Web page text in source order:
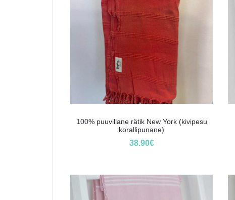
100% puuvillane rätik New York (kivipesu
korallipunane)
38.90€